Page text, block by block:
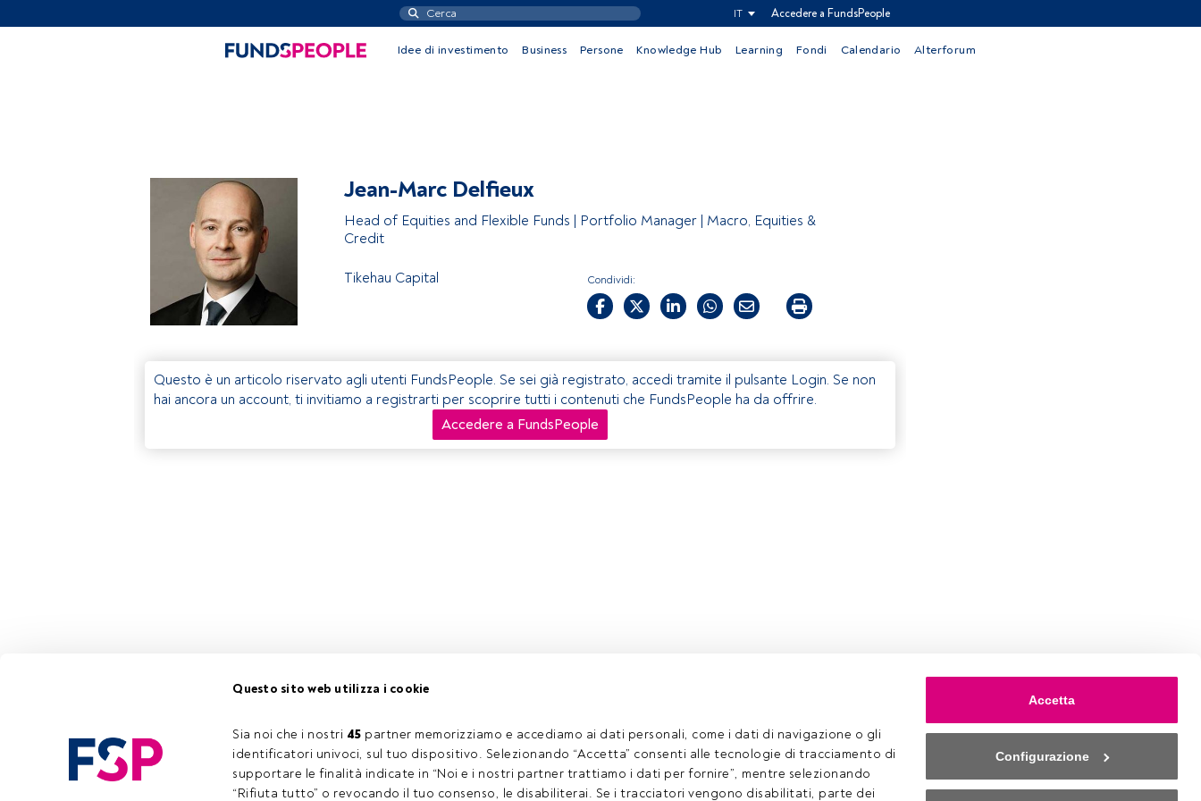
Questo sito web utilizza i cookie
Sia noi che i nostri 45 partner memorizziamo e accediamo ai dati personali, come i dati di navigazione o gli
identificatori univoci, sul tuo dispositivo. Selezionando “Accetta” consenti alle tecnologie di tracciamento di
supportare le finalità indicate in “Noi e i nostri partner trattiamo i dati per fornire”, mentre selezionando
“Rifiuta tutto” o revocando il tuo consenso, le disabiliterai. Se i tracciatori vengono disabilitati, parte dei
Accetta
Configurazione
IT Accedere a FundsPeople
Idee di investimento Business Persone Knowledge Hub Learning Fondi Calendario Alterforum
Jean-Marc Delfieux
Head of Equities and Flexible Funds | Portfolio Manager | Macro, Equities &
Credit
Tikehau Capital Condividi:
Questo è un articolo riservato agli utenti FundsPeople. Se sei già registrato, accedi tramite il pulsante Login. Se non
hai ancora un account, ti invitiamo a registrarti per scoprire tutti i contenuti che FundsPeople ha da offrire.
Accedere a FundsPeople